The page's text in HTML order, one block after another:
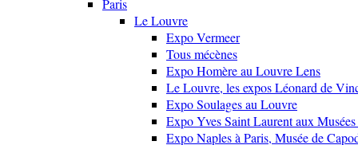
Paris
Le Louvre
Expo Vermeer
Tous mécènes
Expo Homère au Louvre Lens
Le Louvre, les expos Léonard de
Expo Soulages au Louvre
Expo Yves Saint Laurent aux
Expo Naples à Paris, Musée de